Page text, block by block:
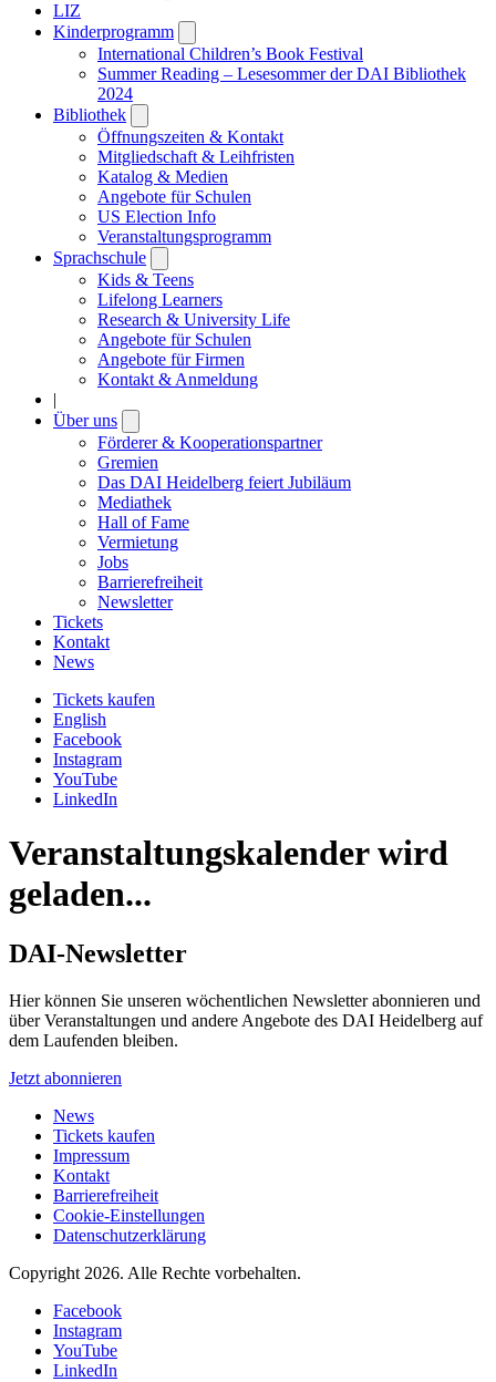
LIZ
Kinderprogramm
submenu
International Children’s Book Festival
Summer Reading – Lesesommer der DAI Bibliothek
2024
Bibliothek
submenu
Öffnungszeiten & Kontakt
Mitgliedschaft & Leihfristen
Katalog & Medien
Angebote für Schulen
US Election Info
Veranstaltungsprogramm
Sprachschule
submenu
Kids & Teens
Lifelong Learners
Research & University Life
Angebote für Schulen
Angebote für Firmen
Kontakt & Anmeldung
|
Über uns
submenu
Förderer & Kooperationspartner
Gremien
Das DAI Heidelberg feiert Jubiläum
Mediathek
Hall of Fame
Vermietung
Jobs
Barrierefreiheit
Newsletter
Tickets
Kontakt
News
Tickets kaufen
English
Facebook
Instagram
YouTube
LinkedIn
Veranstaltungskalender wird
geladen...
DAI-Newsletter
Hier können Sie unseren wöchentlichen Newsletter abonnieren und
über Veranstaltungen und andere Angebote des DAI Heidelberg auf
dem Laufenden bleiben.
Jetzt abonnieren
News
Tickets kaufen
Impressum
Kontakt
Barrierefreiheit
Cookie-Einstellungen
Datenschutzerklärung
Copyright 2026. Alle Rechte vorbehalten.
Facebook
Instagram
YouTube
LinkedIn